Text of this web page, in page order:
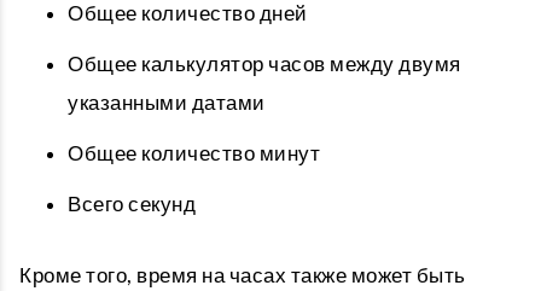
Общее количество дней
Общее калькулятор часов между двумя
указанными датами
Общее количество минут
Всего секунд
Кроме того, время на часах также может быть